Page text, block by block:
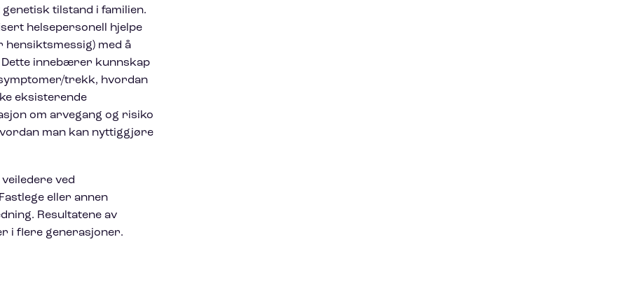
tilstand i familien.
helsepersonell hjelpe
med å
Dette innebærer kunnskap
trekk, hvordan
eksisterende
om arvegang og risiko
man kan nyttiggjøre
ved
eller annen
Resultatene av
i flere generasjoner.